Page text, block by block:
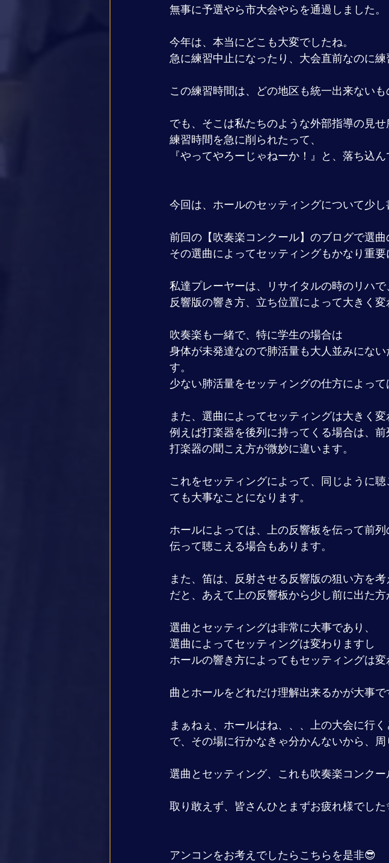
無事に予選やら市大会やらを通過しました。
今年は、本当にどこも大変でしたね。
急に練習中止になったり、大会直前なのに
この練習時間は、どの地区も統一出来ない
でも、そこは私たちのような外部指導の見せ
練習時間を急に削られたって、
『やってやろーじゃねーか！』と、落ち込
今回は、ホールのセッティングについて少し
前回の【吹奏楽コンクール】のブログで選曲
その選曲によってセッティングもかなり重要
私達プレーヤーは、リサイタルの時のリハで
反響版の響き方、立ち位置によって大きく変
吹奏楽も一緒で、特に学生の場合は
身体が未発達なので肺活量も大人並みにな
す。
少ない肺活量をセッティングの仕方によっ
また、選曲によってセッティングは大きく変
例えば打楽器を後列に持ってくる場合は、
打楽器の聞こえ方が微妙に違います。
これをセッティングによって、同じように
ても大事なことになります。
ホールによっては、上の反響板を伝って前
伝って聴こえる場合もあります。
また、笛は、反射させる反響版の狙い方を
だと、あえて上の反響板から少し前に出た方
選曲とセッティングは非常に大事であり、
選曲によってセッティングは変わりますし
ホールの響き方によってもセッティングは変
曲とホールをどれだけ理解出来るかが大事で
まぁねぇ、ホールはね、、、上の大会に行
で、その場に行かなきゃ分かんないから、周
選曲とセッティング、これも吹奏楽コンク
取り敢えず、皆さんひとまずお疲れ様でした
アンコンをお考えでしたらこちらを是非😎